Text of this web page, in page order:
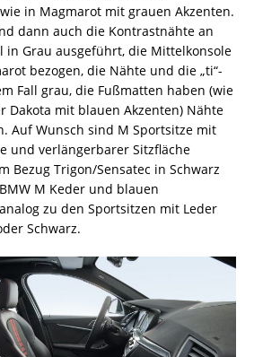
in Magmarot mit grauen Akzenten.
dann auch die Kontrastnähte an
Grau ausgeführt, die Mittelkonsole
bezogen, die Nähte und die „ti“-
Fall grau, die Fußmatten haben (wie
Dakota mit blauen Akzenten) Nähte
Auf Wunsch sind M Sportsitze mit
und verlängerbarer Sitzfläche
Bezug Trigon/Sensatec in Schwarz
M Keder und blauen
zu den Sportsitzen mit Leder
Schwarz.